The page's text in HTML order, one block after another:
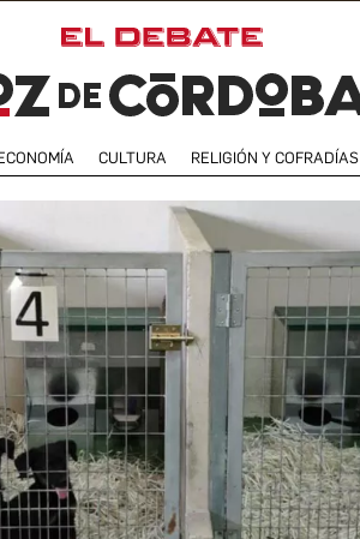
CULTURA RELIGIÓN Y COFRADÍAS